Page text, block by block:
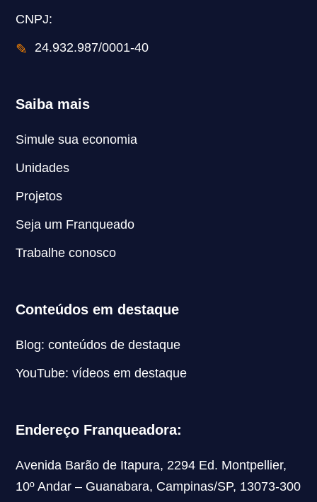
CNPJ:
✎
24.932.987/0001-40
Saiba mais
Simule sua economia
Unidades
Projetos
Seja um Franqueado
Trabalhe conosco
Conteúdos em destaque
Blog: conteúdos de destaque
YouTube: vídeos em destaque
Endereço Franqueadora:
Avenida Barão de Itapura, 2294 Ed. Montpellier,
10º Andar – Guanabara, Campinas/SP, 13073-300